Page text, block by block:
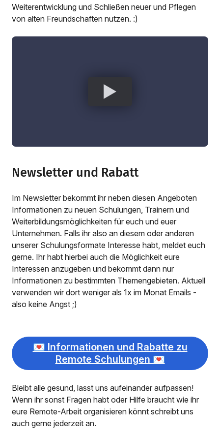
Weiterentwicklung und Schließen neuer und Pflegen
von alten Freundschaften nutzen. :)
Newsletter und Rabatt
Im Newsletter bekommt ihr neben diesen Angeboten
Informationen zu neuen Schulungen, Trainern und
Weiterbildungsmöglichkeiten für euch und euer
Unternehmen. Falls ihr also an diesem oder anderen
unserer Schulungsformate Interesse habt, meldet euch
gerne. Ihr habt hierbei auch die Möglichkeit eure
Interessen anzugeben und bekommt dann nur
Informationen zu bestimmten Themengebieten. Aktuell
verwenden wir dort weniger als 1x im Monat Emails -
also keine Angst ;)
💌 Informationen und Rabatte zu
Remote Schulungen 💌
Bleibt alle gesund, lasst uns aufeinander aufpassen!
Wenn ihr sonst Fragen habt oder Hilfe braucht wie ihr
eure Remote-Arbeit organisieren könnt schreibt uns
auch gerne jederzeit an.